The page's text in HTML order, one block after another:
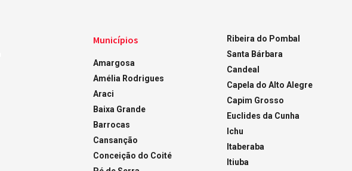
Municípios
Amargosa
Amélia Rodrigues
Araci
Baixa Grande
Barrocas
Cansanção
Conceição do Coité
Ribeira do Pombal
Santa Bárbara
Candeal
Capela do Alto Alegre
Capim Grosso
Euclides da Cunha
Ichu
Itaberaba
Itiuba